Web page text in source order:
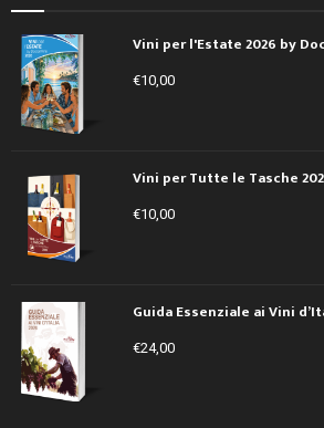
Vini per l'Estate 2026 by
€10,00
Vini per Tutte le Tasche
€10,00
Guida Essenziale ai Vini
€24,00